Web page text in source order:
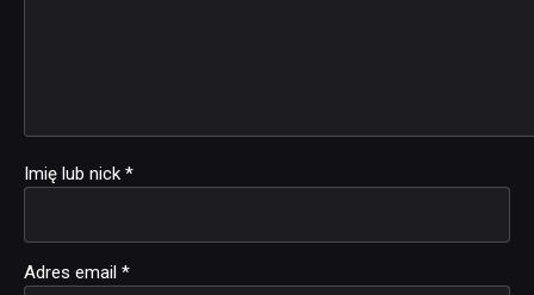
Imię lub nick *
Adres email *